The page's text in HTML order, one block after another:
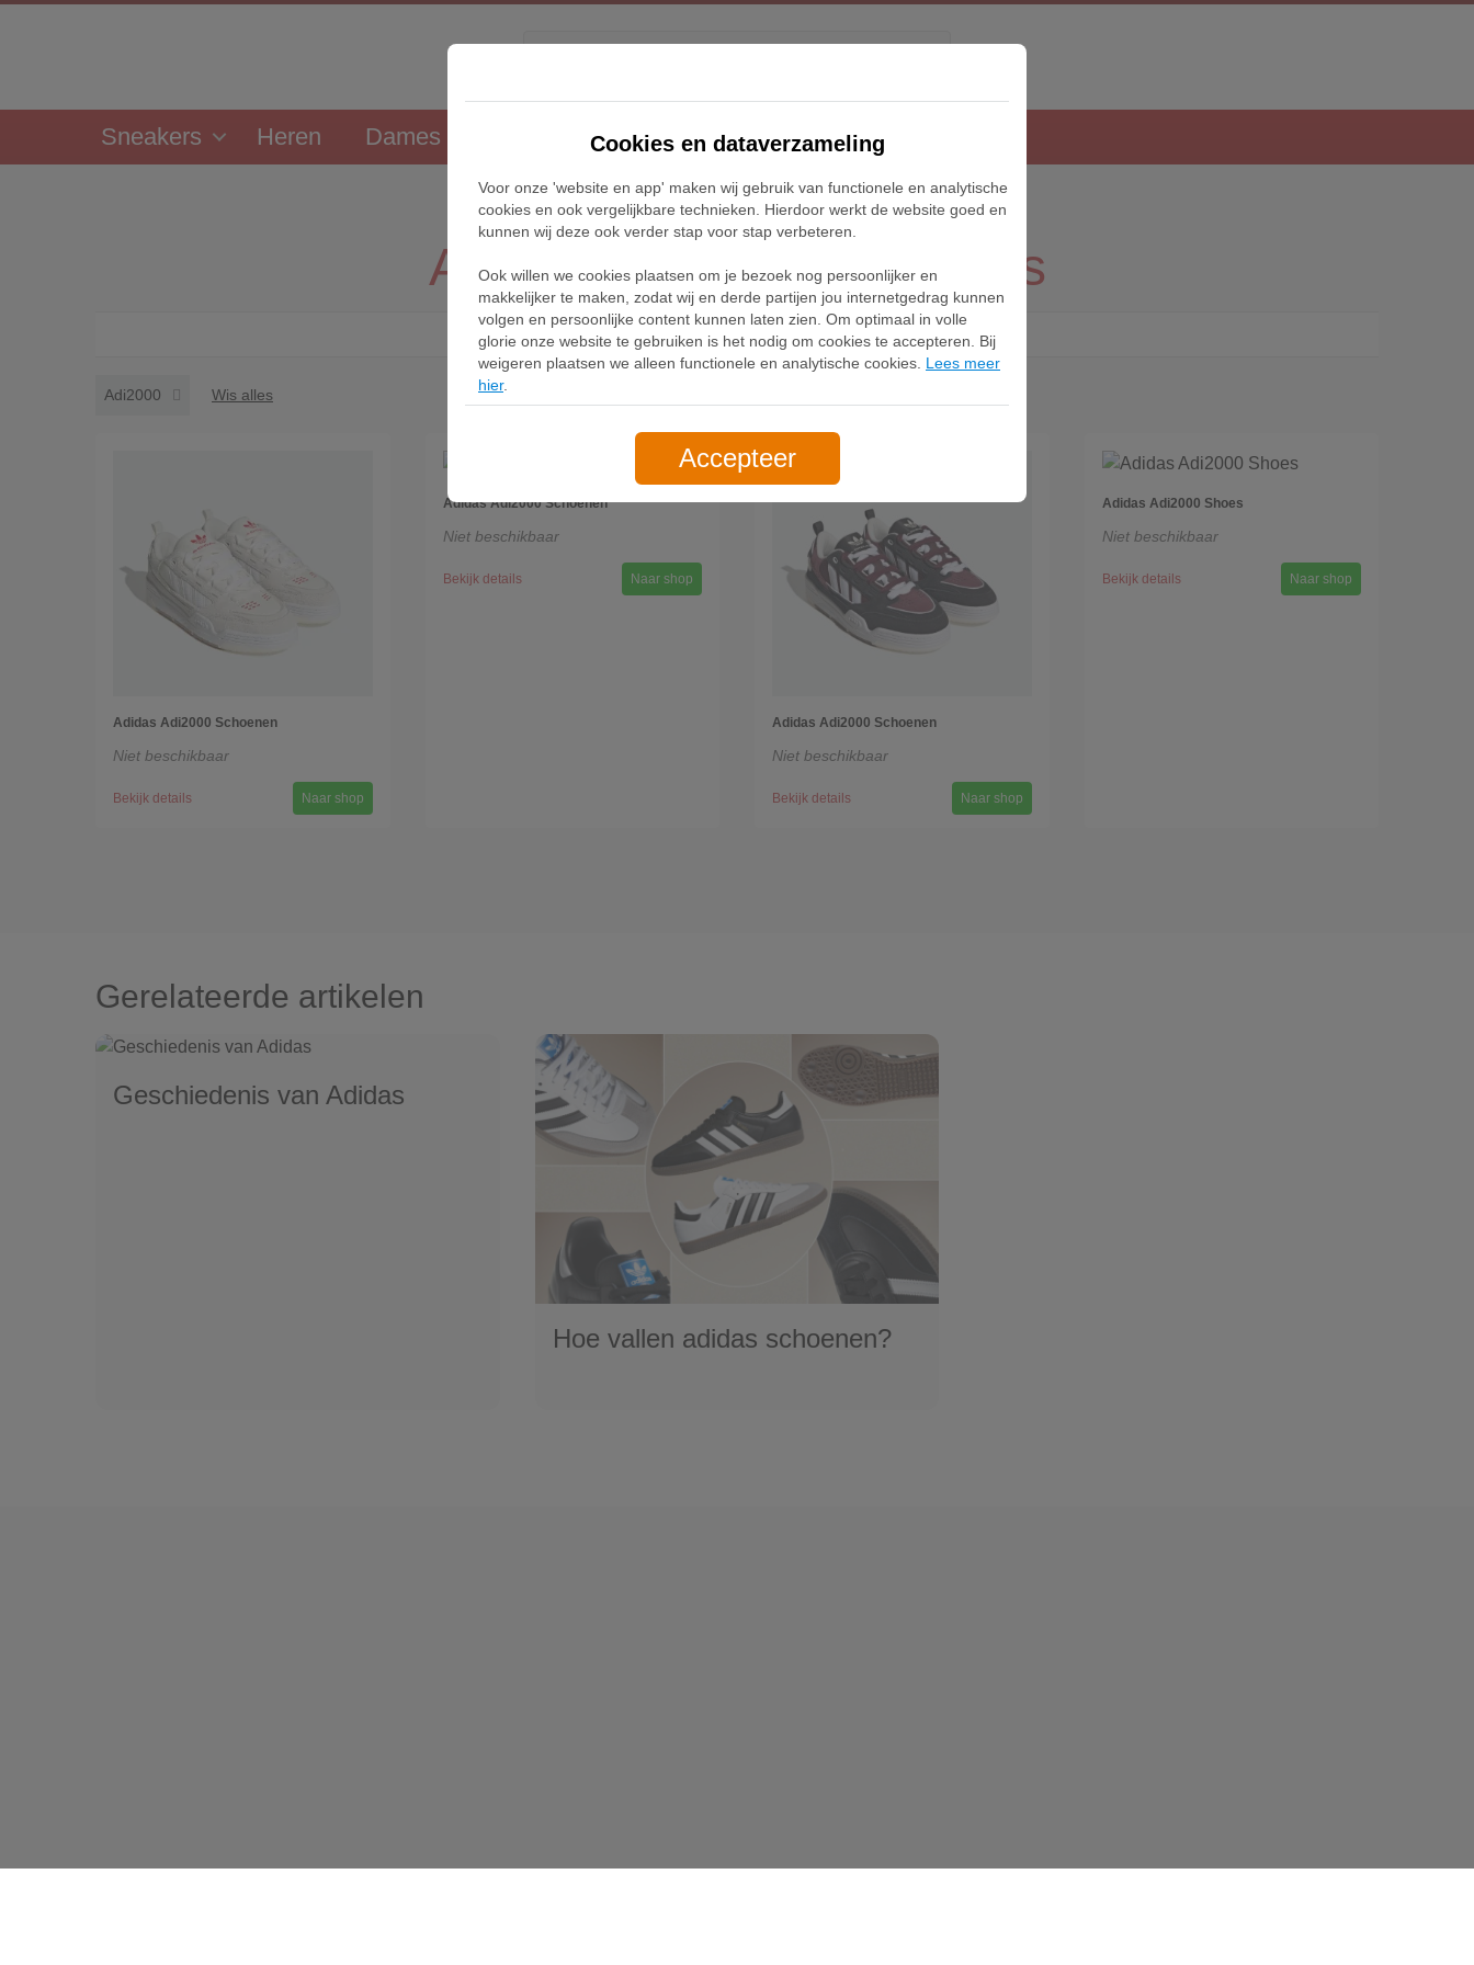
Sneakers Heren Dames Releases Blog
Home Adidas ADI2000 Sneakers
Adidas ADI2000 Sneakers
Filter
Adi2000 Wis alles
Adidas Adi2000 Schoenen
Niet beschikbaar
Bekijk details Naar shop
Adidas Adi2000 Schoenen
Niet beschikbaar
Bekijk details Naar shop
Adidas Adi2000 Schoenen
Niet beschikbaar
Bekijk details Naar shop
Adidas Adi2000 Shoes
Niet beschikbaar
Bekijk details Naar shop
Gerelateerde artikelen
Geschiedenis van Adidas
Hoe vallen adidas schoenen?
Cookies en dataverzameling
Voor onze 'website en app' maken wij gebruik van functionele en analytische
cookies en ook vergelijkbare technieken. Hierdoor werkt de website goed en
kunnen wij deze ook verder stap voor stap verbeteren.
Ook willen we cookies plaatsen om je bezoek nog persoonlijker en
makkelijker te maken, zodat wij en derde partijen jou internetgedrag kunnen
volgen en persoonlijke content kunnen laten zien. Om optimaal in volle
glorie onze website te gebruiken is het nodig om cookies te accepteren. Bij
weigeren plaatsen we alleen functionele en analytische cookies. Lees meer
hier.
Accepteer